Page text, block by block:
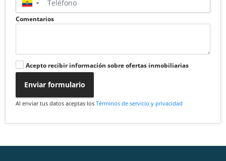
▼
Comentarios
Acepto recibir información sobre ofertas inmobiliarias
Enviar formulario
Al enviar tus datos aceptas los Términos de servicio y privacidad